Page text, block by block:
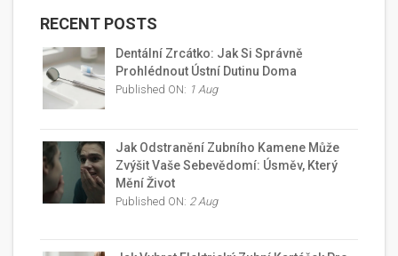
RECENT POSTS
Dentální Zrcátko: Jak Si Správně
Prohlédnout Ústní Dutinu Doma
Published ON: 1 Aug
Jak Odstranění Zubního Kamene Může
Zvýšit Vaše Sebevědomí: Úsměv, Který
Mění Život
Published ON: 2 Aug